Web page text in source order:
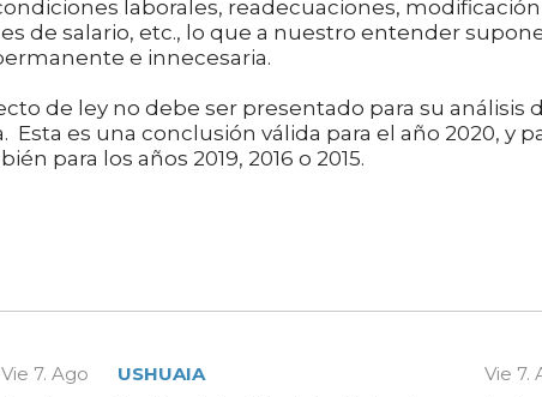
laborales, readecuaciones, modificación
de salario, etc., lo que a nuestro entender
e innecesaria.
no debe ser presentado para su análisis
Esta es una conclusión válida para el año 2020, y
para los años 2019, 2016 o 2015.
Vie 7. Ago USHUAIA Vie 7.